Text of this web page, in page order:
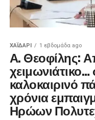
ΧΑΪΔΑΡΙ 1 εβδομάδα ago
Α. Θεοφίλης:
χειμωνιάτικο…
καλοκαιρινό
χρόνια
Ηρώων